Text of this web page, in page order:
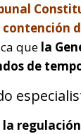
que la
de